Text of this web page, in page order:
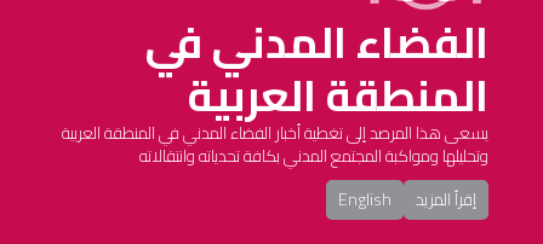
الفضاء المدني في
المنطقة العربية
يسعى هذا المرصد إلى تغطية أخبار الفضاء المدني في المنطقة العربية
وتحليلها ومواكبة المجتمع المدني بكافة تحدياته وانتقالاته
إقرأ المزيد
English